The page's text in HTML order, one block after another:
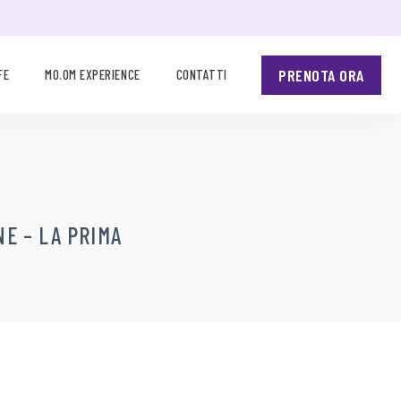
MO.OM EXPERIENCE CONTATTI PRENOTA ORA
– LA PRIMA